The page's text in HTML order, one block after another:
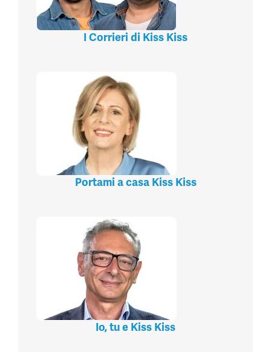
I Corrieri di Kiss Kiss
Portami a casa Kiss Kiss
Io, tu e Kiss Kiss